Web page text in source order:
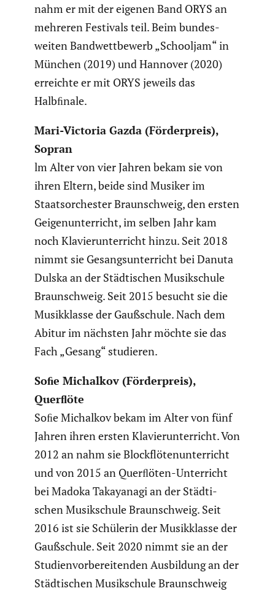
nahm er mit der eigenen Band ORYS an
mehreren Festivals teil. Beim bundes­
weiten Bandwett­be­werb „Schooljam“ in
München (2019) und Hannover (2020)
erreichte er mit ORYS jeweils das
Halbﬁnale.
Mari-Victoria Gazda (Förder­preis),
Sopran
lm Alter von vier Jahren bekam sie von
ihren Eltern, beide sind Musiker im
Staats­or­chester Braun­schweig, den ersten
Geigen­un­ter­richt, im selben Jahr kam
noch Klavier­un­ter­richt hinzu. Seit 2018
nimmt sie Gesangs­un­ter­richt bei Danuta
Dulska an der Städti­schen Musik­schule
Braun­schweig. Seit 2015 besucht sie die
Musik­klasse der Gaußschule. Nach dem
Abitur im nächsten Jahr möchte sie das
Fach „Gesang“ studieren.
Soﬁe Michalkov (Förder­preis),
Querﬂöte
Soﬁe Michalkov bekam im Alter von fünf
Jahren ihren ersten Klavier­un­ter­richt. Von
2012 an nahm sie Block­flö­ten­un­ter­richt
und von 2015 an Querﬂöten-Unter­richt
bei Madoka Takaya­nagi an der Städti­
schen Musik­schule Braun­schweig. Seit
2016 ist sie Schülerin der Musik­klasse der
Gaußschule. Seit 2020 nimmt sie an der
Studi­en­vor­be­rei­tenden Ausbil­dung an der
Städti­schen Musik­schule Braun­schweig